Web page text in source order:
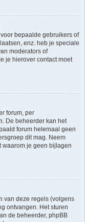
bepaalde gebruikers of
enz. heb je speciale
moderators of
je hierover contact moet
forum, per
De beheerder kan het
forum helemaal geen
dit mag. Neem
waarom je geen bijlagen
van deze regels (volgens
ontvangen. Het sturen
de beheerder, phpBB